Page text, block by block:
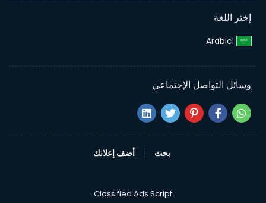
إختر اللغة
Arabic‎
وسائل التواصل الإجتماعي
بحث أضف إعلانك
Classified Ads Script